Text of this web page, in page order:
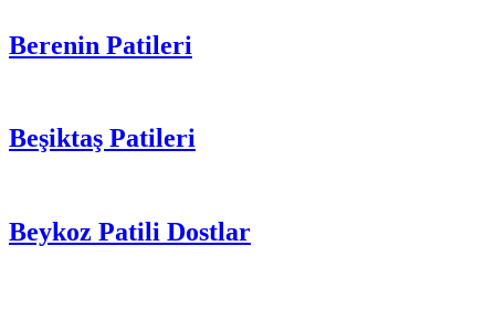
Berenin Patileri
Beşiktaş Patileri
Beykoz Patili Dostlar